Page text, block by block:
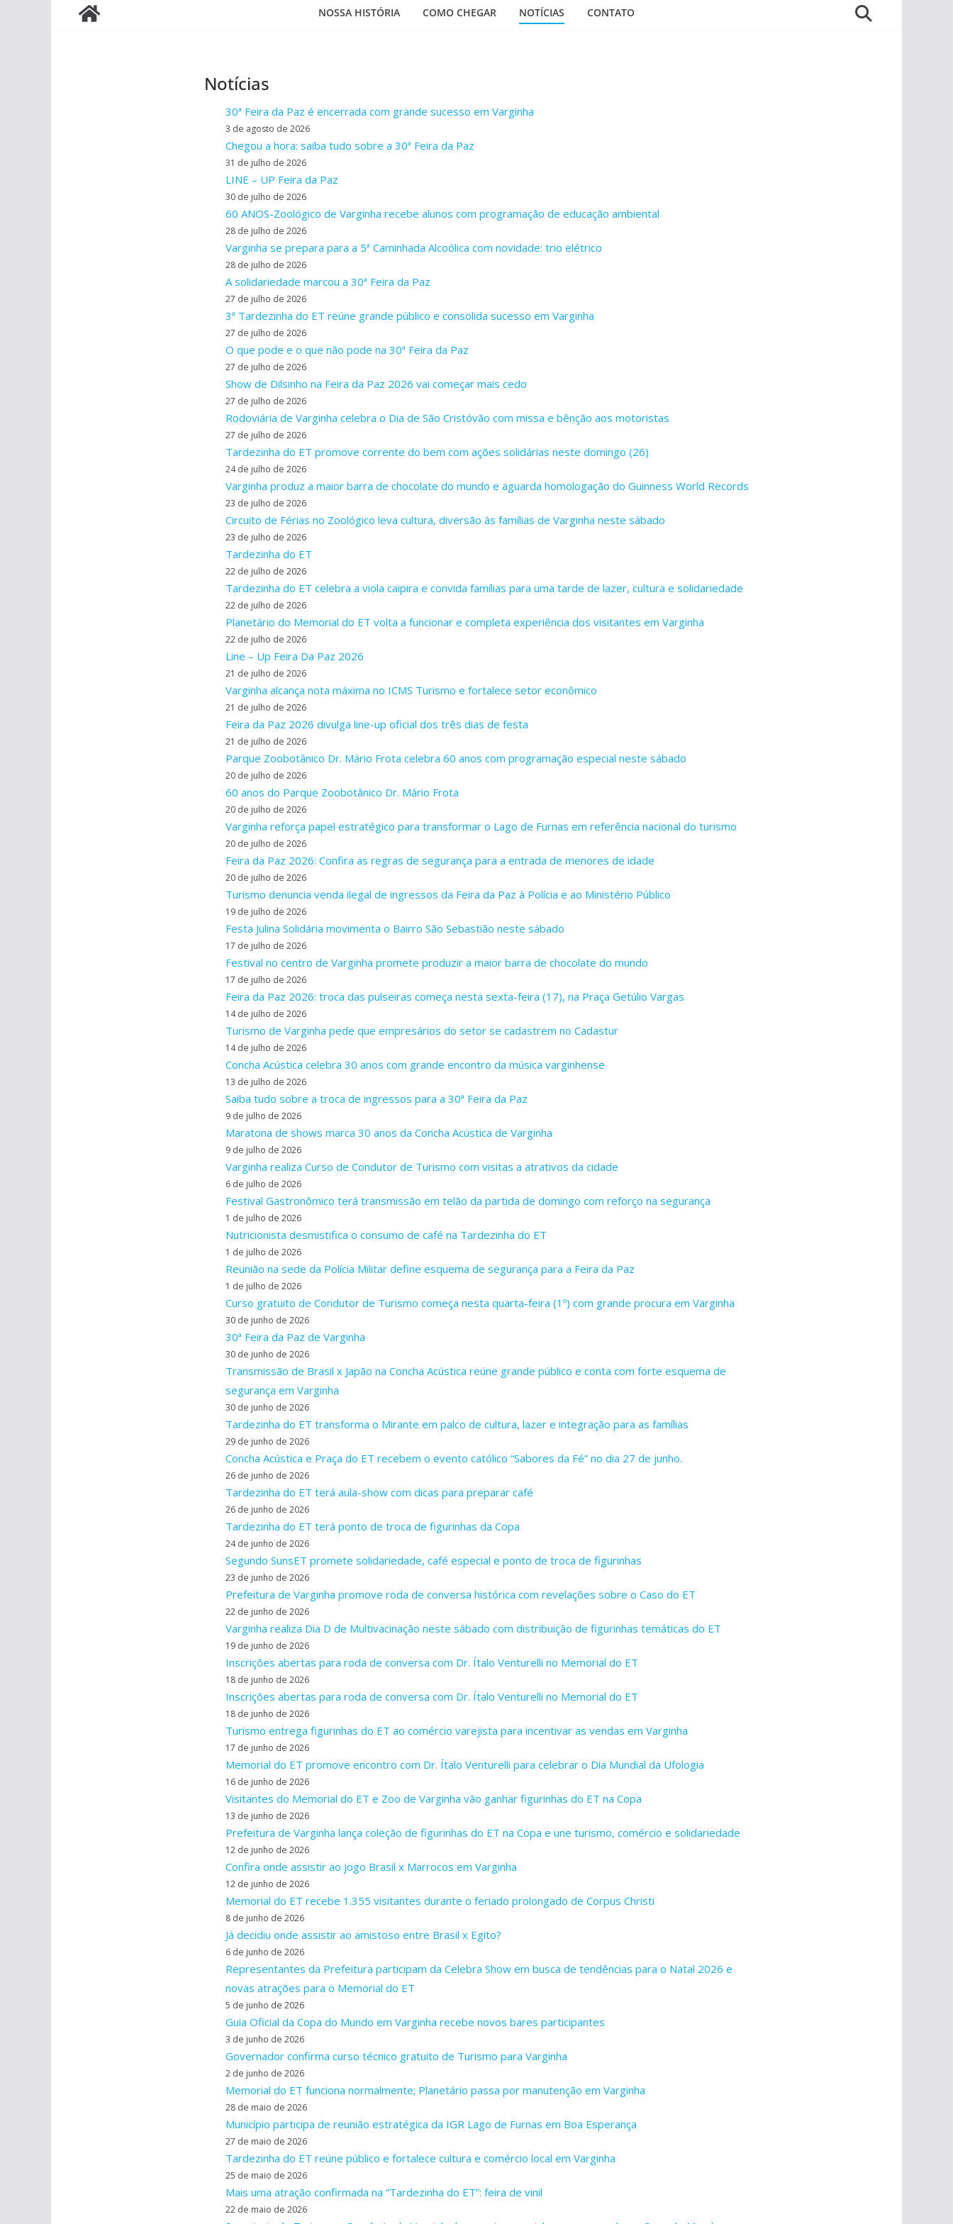
NOSSA HISTÓRIA COMO CHEGAR NOTÍCIAS CONTATO
Notícias
30ª Feira da Paz é encerrada com grande sucesso em Varginha
3 de agosto de 2026
Chegou a hora: saiba tudo sobre a 30ª Feira da Paz
31 de julho de 2026
LINE – UP Feira da Paz
30 de julho de 2026
60 ANOS-Zoológico de Varginha recebe alunos com programação de educação ambiental
28 de julho de 2026
Varginha se prepara para a 5ª Caminhada Alcoólica com novidade: trio elétrico
28 de julho de 2026
A solidariedade marcou a 30ª Feira da Paz
27 de julho de 2026
3ª Tardezinha do ET reúne grande público e consolida sucesso em Varginha
27 de julho de 2026
O que pode e o que não pode na 30ª Feira da Paz
27 de julho de 2026
Show de Dilsinho na Feira da Paz 2026 vai começar mais cedo
27 de julho de 2026
Rodoviária de Varginha celebra o Dia de São Cristóvão com missa e bênção aos motoristas
27 de julho de 2026
Tardezinha do ET promove corrente do bem com ações solidárias neste domingo (26)
24 de julho de 2026
Varginha produz a maior barra de chocolate do mundo e aguarda homologação do Guinness World Records
23 de julho de 2026
Circuito de Férias no Zoológico leva cultura, diversão às famílias de Varginha neste sábado
23 de julho de 2026
Tardezinha do ET
22 de julho de 2026
Tardezinha do ET celebra a viola caipira e convida famílias para uma tarde de lazer, cultura e solidariedade
22 de julho de 2026
Planetário do Memorial do ET volta a funcionar e completa experiência dos visitantes em Varginha
22 de julho de 2026
Line – Up Feira Da Paz 2026
21 de julho de 2026
Varginha alcança nota máxima no ICMS Turismo e fortalece setor econômico
21 de julho de 2026
Feira da Paz 2026 divulga line-up oficial dos três dias de festa
21 de julho de 2026
Parque Zoobotânico Dr. Mário Frota celebra 60 anos com programação especial neste sábado
20 de julho de 2026
60 anos do Parque Zoobotânico Dr. Mário Frota
20 de julho de 2026
Varginha reforça papel estratégico para transformar o Lago de Furnas em referência nacional do turismo
20 de julho de 2026
Feira da Paz 2026: Confira as regras de segurança para a entrada de menores de idade
20 de julho de 2026
Turismo denuncia venda ilegal de ingressos da Feira da Paz à Polícia e ao Ministério Público
19 de julho de 2026
Festa Julina Solidária movimenta o Bairro São Sebastião neste sábado
17 de julho de 2026
Festival no centro de Varginha promete produzir a maior barra de chocolate do mundo
17 de julho de 2026
Feira da Paz 2026: troca das pulseiras começa nesta sexta-feira (17), na Praça Getúlio Vargas
14 de julho de 2026
Turismo de Varginha pede que empresários do setor se cadastrem no Cadastur
14 de julho de 2026
Concha Acústica celebra 30 anos com grande encontro da música varginhense
13 de julho de 2026
Saiba tudo sobre a troca de ingressos para a 30ª Feira da Paz
9 de julho de 2026
Maratona de shows marca 30 anos da Concha Acústica de Varginha
9 de julho de 2026
Varginha realiza Curso de Condutor de Turismo com visitas a atrativos da cidade
6 de julho de 2026
Festival Gastronômico terá transmissão em telão da partida de domingo com reforço na segurança
1 de julho de 2026
Nutricionista desmistifica o consumo de café na Tardezinha do ET
1 de julho de 2026
Reunião na sede da Polícia Militar define esquema de segurança para a Feira da Paz
1 de julho de 2026
Curso gratuito de Condutor de Turismo começa nesta quarta-feira (1º) com grande procura em Varginha
30 de junho de 2026
30ª Feira da Paz de Varginha
30 de junho de 2026
Transmissão de Brasil x Japão na Concha Acústica reúne grande público e conta com forte esquema de
segurança em Varginha
30 de junho de 2026
Tardezinha do ET transforma o Mirante em palco de cultura, lazer e integração para as famílias
29 de junho de 2026
Concha Acústica e Praça do ET recebem o evento católico “Sabores da Fé” no dia 27 de junho.
26 de junho de 2026
Tardezinha do ET terá aula-show com dicas para preparar café
26 de junho de 2026
Tardezinha do ET terá ponto de troca de figurinhas da Copa
24 de junho de 2026
Segundo SunsET promete solidariedade, café especial e ponto de troca de figurinhas
23 de junho de 2026
Prefeitura de Varginha promove roda de conversa histórica com revelações sobre o Caso do ET
22 de junho de 2026
Varginha realiza Dia D de Multivacinação neste sábado com distribuição de figurinhas temáticas do ET
19 de junho de 2026
Inscrições abertas para roda de conversa com Dr. Ítalo Venturelli no Memorial do ET
18 de junho de 2026
Inscrições abertas para roda de conversa com Dr. Ítalo Venturelli no Memorial do ET
18 de junho de 2026
Turismo entrega figurinhas do ET ao comércio varejista para incentivar as vendas em Varginha
17 de junho de 2026
Memorial do ET promove encontro com Dr. Ítalo Venturelli para celebrar o Dia Mundial da Ufologia
16 de junho de 2026
Visitantes do Memorial do ET e Zoo de Varginha vão ganhar figurinhas do ET na Copa
13 de junho de 2026
Prefeitura de Varginha lança coleção de figurinhas do ET na Copa e une turismo, comércio e solidariedade
12 de junho de 2026
Confira onde assistir ao jogo Brasil x Marrocos em Varginha
12 de junho de 2026
Memorial do ET recebe 1.355 visitantes durante o feriado prolongado de Corpus Christi
8 de junho de 2026
Já decidiu onde assistir ao amistoso entre Brasil x Egito?
6 de junho de 2026
Representantes da Prefeitura participam da Celebra Show em busca de tendências para o Natal 2026 e
novas atrações para o Memorial do ET
5 de junho de 2026
Guia Oficial da Copa do Mundo em Varginha recebe novos bares participantes
3 de junho de 2026
Governador confirma curso técnico gratuito de Turismo para Varginha
2 de junho de 2026
Memorial do ET funciona normalmente; Planetário passa por manutenção em Varginha
28 de maio de 2026
Município participa de reunião estratégica da IGR Lago de Furnas em Boa Esperança
27 de maio de 2026
Tardezinha do ET reúne público e fortalece cultura e comércio local em Varginha
25 de maio de 2026
Mais uma atração confirmada na “Tardezinha do ET”: feira de vinil
22 de maio de 2026